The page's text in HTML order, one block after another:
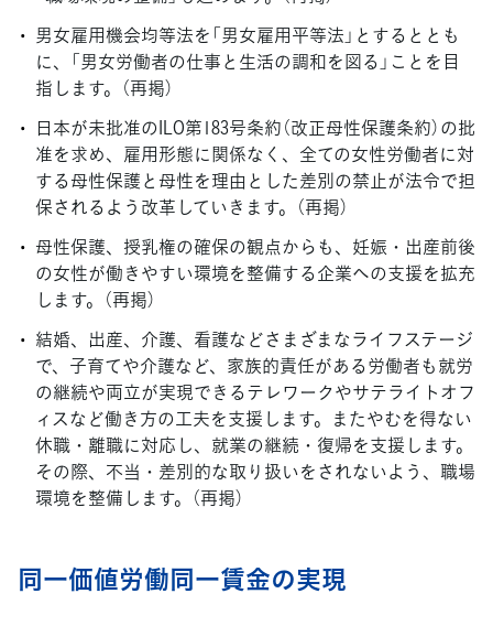
男女雇用機会均等法を「男女雇用平等法」とするととも
に、「男女労働者の仕事と生活の調和を図る」ことを目
指します。（再掲）
日本が未批准のILO第183号条約（改正母性保護条約）の批
准を求め、雇用形態に関係なく、全ての女性労働者に対
する母性保護と母性を理由とした差別の禁止が法令で担
保されるよう改革していきます。（再掲）
母性保護、授乳権の確保の観点からも、妊娠・出産前後
の女性が働きやすい環境を整備する企業への支援を拡充
します。（再掲）
結婚、出産、介護、看護などさまざまなライフステージ
で、子育てや介護など、家族的責任がある労働者も就労
の継続や両立が実現できるテレワークやサテライトオフ
ィスなど働き方の工夫を支援します。またやむを得ない
休職・離職に対応し、就業の継続・復帰を支援します。
その際、不当・差別的な取り扱いをされないよう、職場
環境を整備します。（再掲）
同一価値労働同一賃金の実現